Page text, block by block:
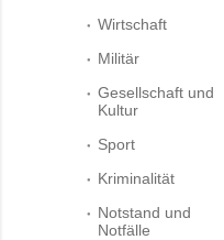
Wirtschaft
Militär
Gesellschaft und
Kultur
Sport
Kriminalität
Notstand und
Notfälle